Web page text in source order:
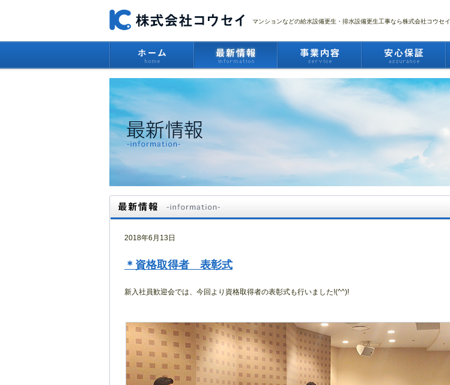
マンションなどの給水設備更生・排水設備更生工事なら株式会社コウセイ
2018年6月13日
＊資格取得者 表彰式
新入社員歓迎会では、今回より資格取得者の表彰式も行いました!(^^)!